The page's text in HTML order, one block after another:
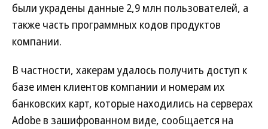
были украдены данные 2,9 млн пользователей, а
также часть программных кодов продуктов
компании.
В частности, хакерам удалось получить доступ к
базе имен клиентов компании и номерам их
банковских карт, которые находились на серверах
Adobe в зашифрованном виде, сообщается на